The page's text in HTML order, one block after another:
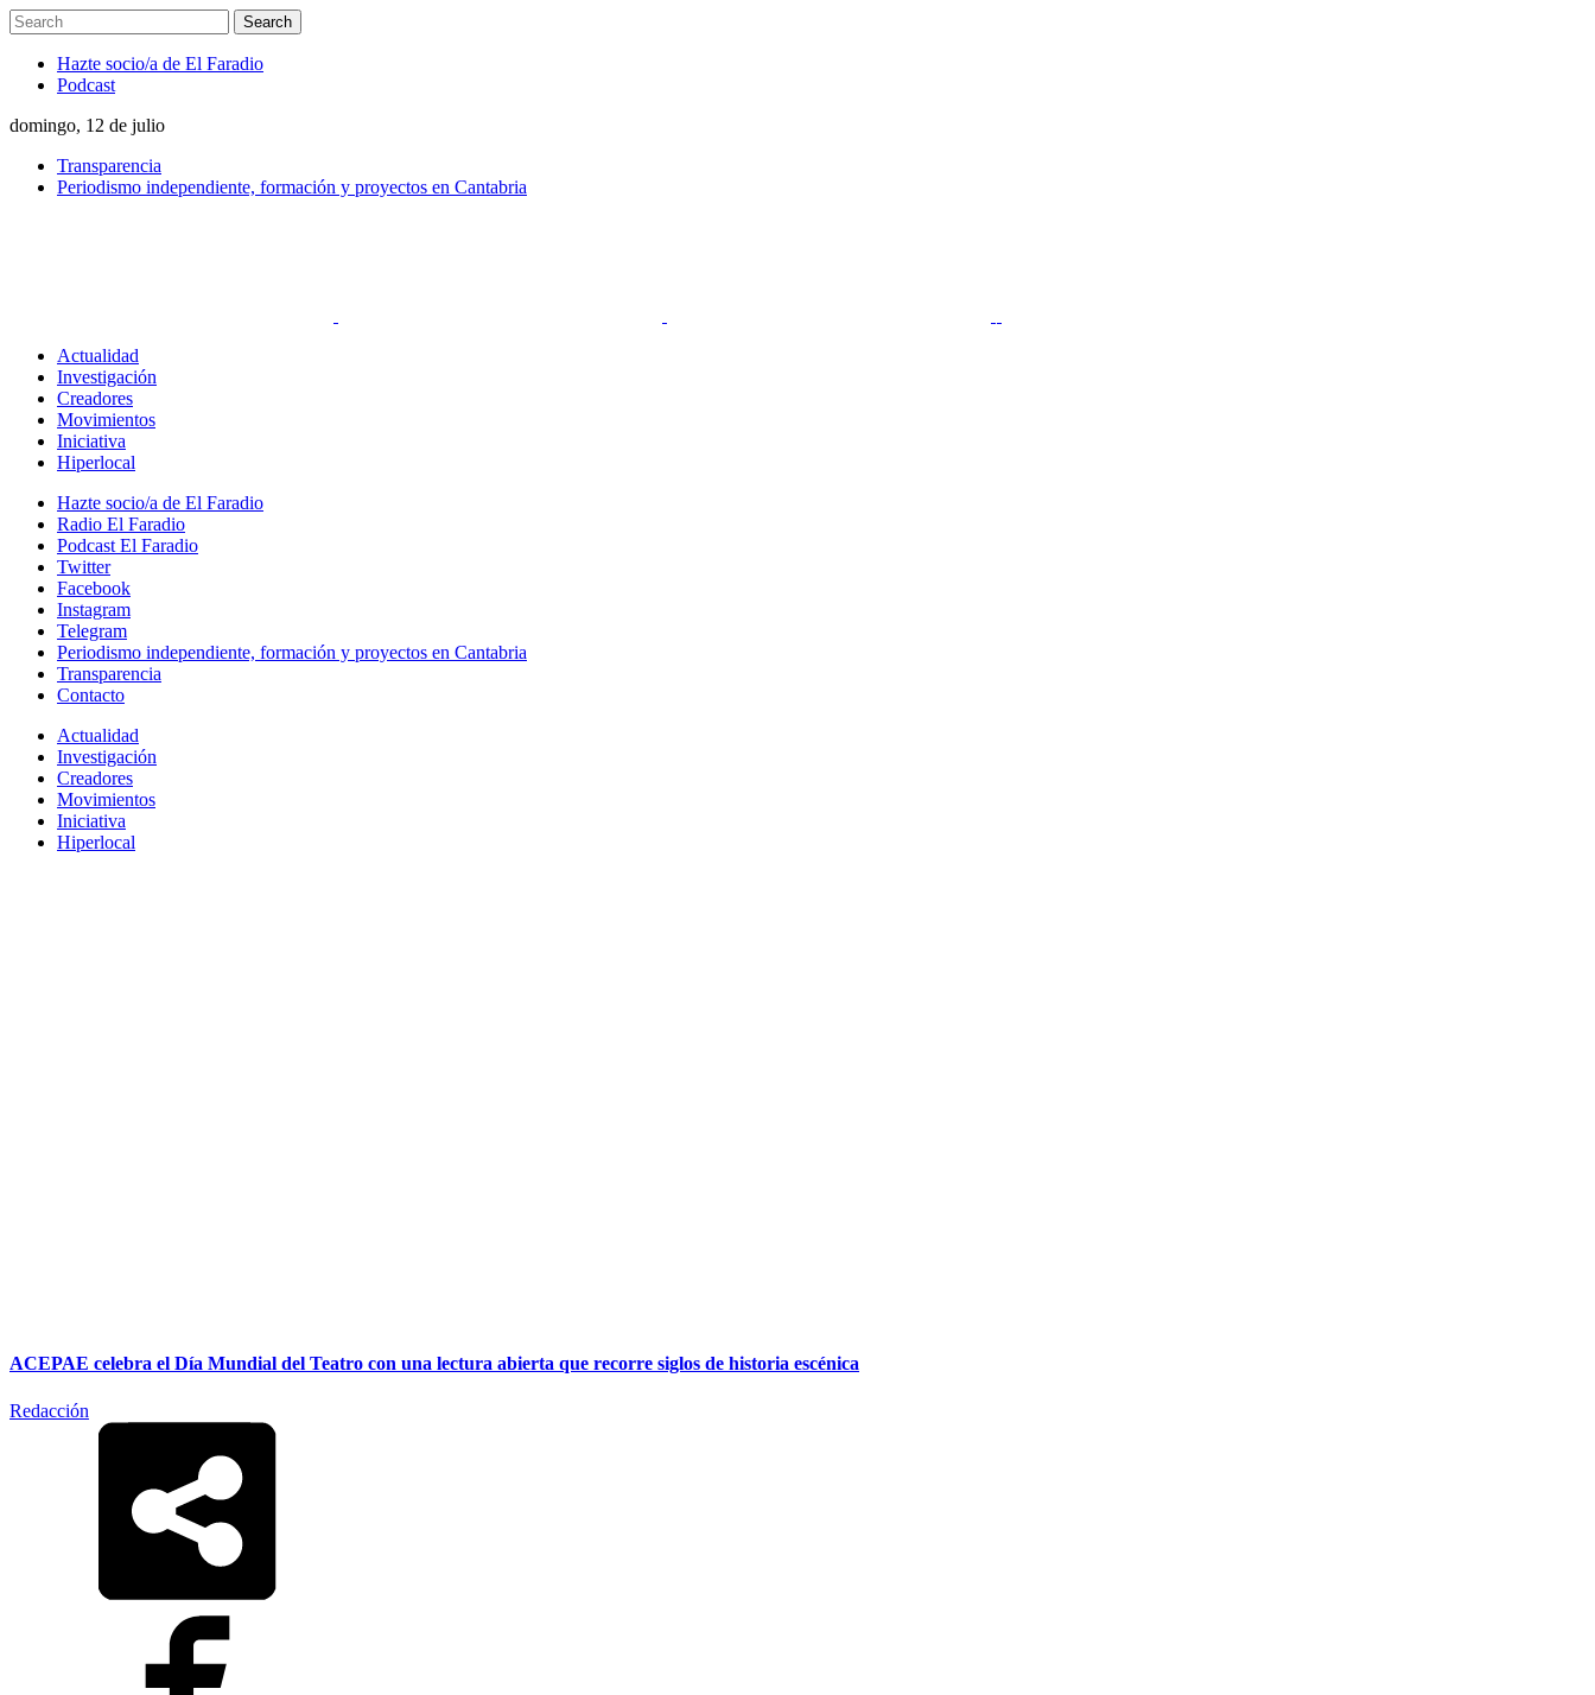
Hazte socio/a de El Faradio
Podcast
domingo, 12 de julio
Transparencia
Periodismo independiente, formación y proyectos en Cantabria
Actualidad
Investigación
Creadores
Movimientos
Iniciativa
Hiperlocal
Hazte socio/a de El Faradio
Radio El Faradio
Podcast El Faradio
Twitter
Facebook
Instagram
Telegram
Periodismo independiente, formación y proyectos en Cantabria
Transparencia
Contacto
Actualidad
Investigación
Creadores
Movimientos
Iniciativa
Hiperlocal
ACEPAE celebra el Día Mundial del Teatro con una lectura abierta que recorre siglos de historia escénica
Redacción